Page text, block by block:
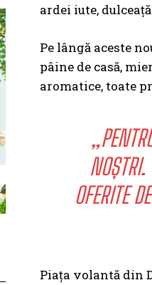
ardei iute,
Pe lângă aceste
pâine de casă,
aromatice, toate
OFERITE
Piața volantă din